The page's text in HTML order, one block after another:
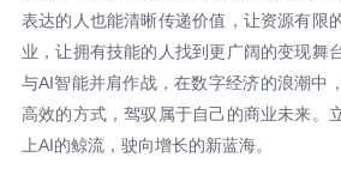
表达的人也能清晰传递价值，让资源有限
业，让拥有技能的人找到更广阔的变现舞
与AI智能并肩作战，在数字经济的浪潮中
高效的方式，驾驭属于自己的商业未来。
上AI的鲸流，驶向增长的新蓝海。